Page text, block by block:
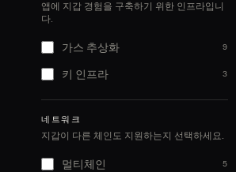
앱에 지갑 경험을 구축하기 위한 인프라입니
다.
가스 추상화 9
키 인프라 3
네트워크
지갑이 다른 체인도 지원하는지 선택하세요.
멀티체인 5